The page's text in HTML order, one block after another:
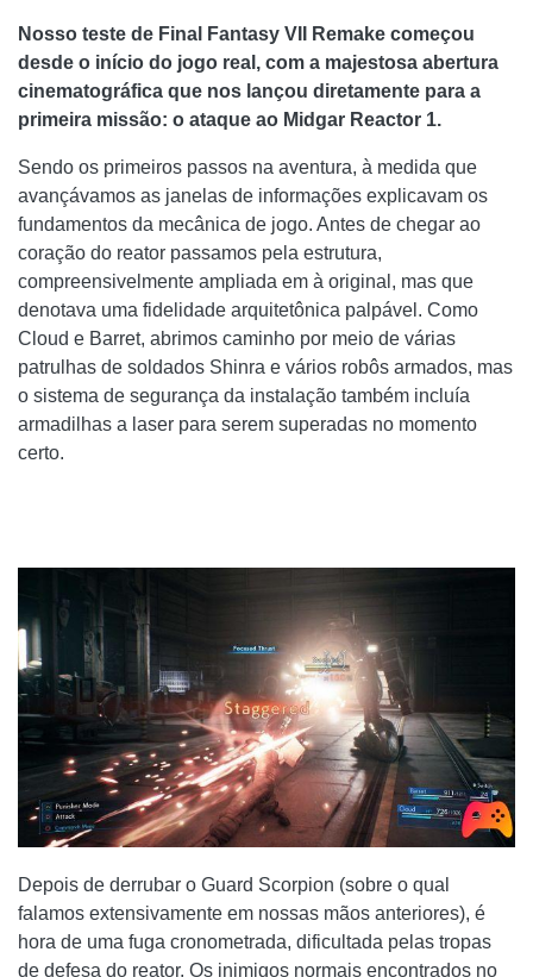
Nosso teste de Final Fantasy VII Remake começou
desde o início do jogo real, com a majestosa abertura
cinematográfica que nos lançou diretamente para a
primeira missão: o ataque ao Midgar Reactor 1.
Sendo os primeiros passos na aventura, à medida que
avançávamos as janelas de informações explicavam os
fundamentos da mecânica de jogo. Antes de chegar ao
coração do reator passamos pela estrutura,
compreensivelmente ampliada em à original, mas que
denotava uma fidelidade arquitetônica palpável. Como
Cloud e Barret, abrimos caminho por meio de várias
patrulhas de soldados Shinra e vários robôs armados, mas
o sistema de segurança da instalação também incluía
armadilhas a laser para serem superadas no momento
certo.
Depois de derrubar o Guard Scorpion (sobre o qual
falamos extensivamente em nossas mãos anteriores), é
hora de uma fuga cronometrada, dificultada pelas tropas
de defesa do reator. Os inimigos normais encontrados no